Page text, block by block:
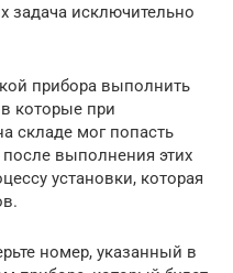
задача исключительно
прибора выполнить
которые при
складе мог попасть
выполнения этих
установки, которая
номер, указанный в